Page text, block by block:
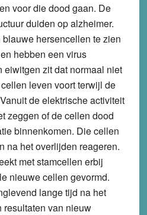
voor die dood gaan. De
duiden op alzheimer.
hersencellen te zien
hebben een virus
zit dat normaal niet
leven voort terwijl de
de elektrische activiteit
zeggen of de cellen dood
binnenkomen. Die cellen
na het overlijden reageren.
met stamcellen erbij
nieuwe cellen gevormd.
lange tijd na het
van nieuw